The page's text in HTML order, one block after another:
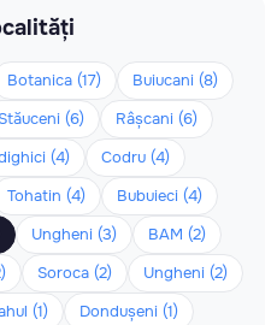
Botanica (17)
Buiucani (8)
Stăuceni (6)
Râșcani (6)
(4)
Codru (4)
Tohatin (4)
Bubuieci (4)
Ungheni (3)
BAM (2)
Soroca (2)
Ungheni (2)
(1)
Dondușeni (1)